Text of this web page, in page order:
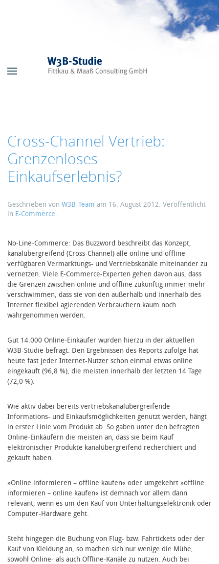
Cross-Channel Vertrieb:
Grenzenloses
Einkaufserlebnis?
Geschrieben von W3B-Team am 16. August 2012. Veröffentlicht
in E-Commerce.
No-Line-Commerce: Das Buzzword beschreibt das Konzept,
kanalübergreifend (Cross-Channel) alle online und offline
verfügbaren Vermarktungs- und Vertriebskanäle miteinander zu
vernetzen. Viele E-Commerce-Experten gehen davon aus, dass
die Grenzen zwischen online und offline zukünftig immer mehr
verschwimmen, dass sie von den außerhalb und innerhalb des
Internet flexibel agierenden Verbrauchern kaum noch
wahrgenommen werden.
Gut 14.000 Online-Einkäufer wurden hierzu in der aktuellen
W3B-Studie befragt. Den Ergebnissen des Reports zufolge hat
heute fast jeder Internet-Nutzer schon einmal etwas online
eingekauft (96,8 %), die meisten innerhalb der letzten 14 Tage
(72,0 %).
Wie aktiv dabei bereits vertriebskanalübergreifende
Informations- und Einkaufsmöglichkeiten genutzt werden, hängt
in erster Linie vom Produkt ab. So gaben unter den befragten
Online-Einkäufern die meisten an, dass sie beim Kauf
elektronischer Produkte kanalübergreifend recherchiert und
gekauft haben.
»Online informieren – offline kaufen« oder umgekehrt »offline
informieren – online kaufen« ist demnach vor allem dann
relevant, wenn es um den Kauf von Unterhaltungselektronik oder
Computer-Hardware geht.
Steht hingegen die Buchung von Flug- bzw. Fahrtickets oder der
Kauf von Kleidung an, so machen sich nur wenige die Mühe,
sowohl Online- als auch Offline-Kanäle zu nutzen. Auch bei